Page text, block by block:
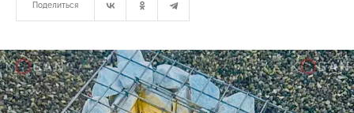
Поделиться